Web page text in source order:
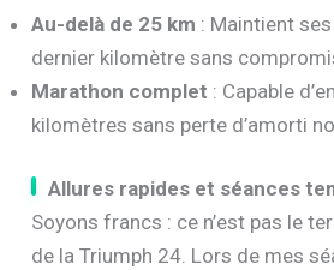
Au-delà de 25 km : Maintient
dernier kilomètre sans
Marathon complet : Capable
kilomètres sans perte d’amorti
Allures rapides et séances
Soyons francs : ce n’est pas le
de la Triumph 24. Lors de mes